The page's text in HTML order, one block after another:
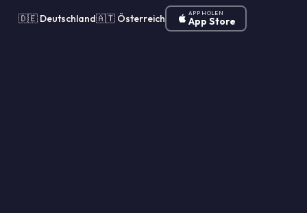
🇩🇪 Deutschland🇦🇹 Österreich APP HOLEN
App Store